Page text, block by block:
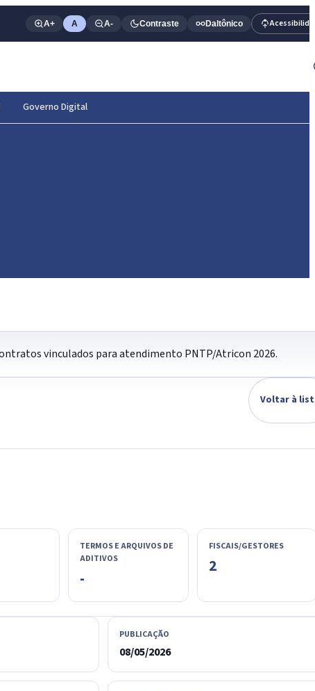
A+ A A- Contraste Daltônico
Governo Digital
vinculados para atendimento PNTP/Atricon 2026.
Voltar à
TERMOS E ARQUIVOS DE
ADITIVOS
-
FISCAIS/GESTORES
2
PUBLICAÇÃO
08/05/2026